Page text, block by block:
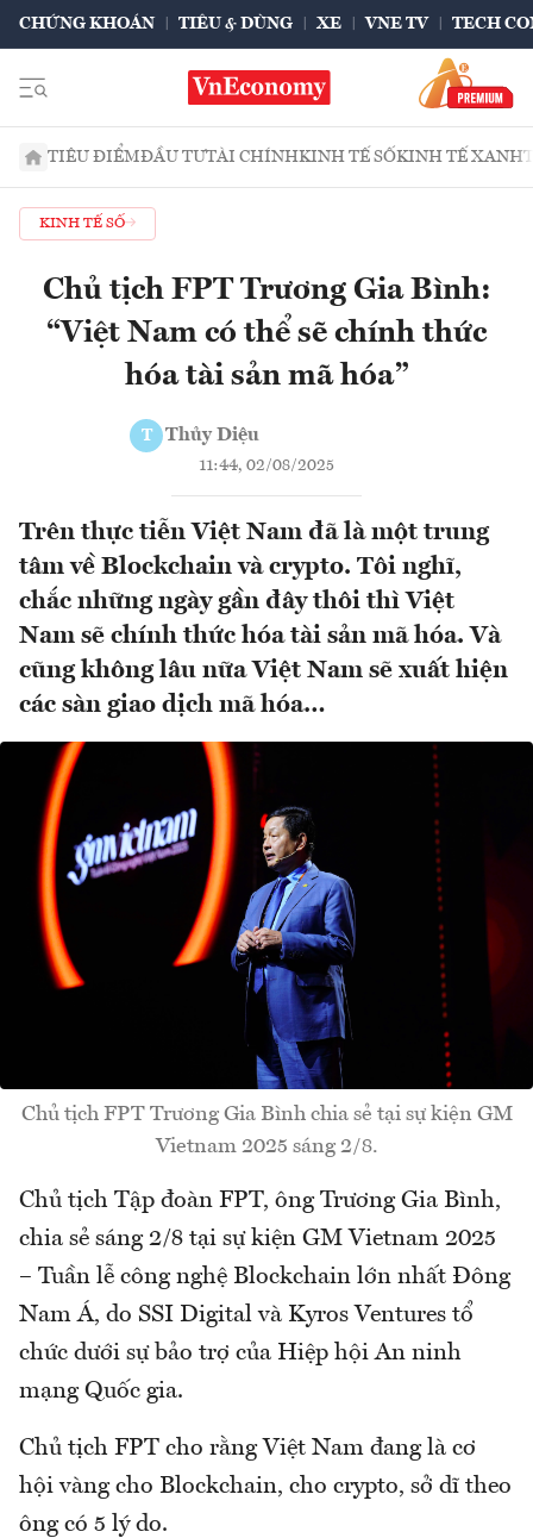
CHỨNG KHOÁN TIÊU & DÙNG XE VNE TV TECH
TIÊU ĐIỂMĐẦU TƯTÀI CHÍNHKINH TẾ SỐKINH TẾ XANH
KINH TẾ SỐ
Chủ tịch FPT Trương Gia Bình:
“Việt Nam có thể sẽ chính thức
hóa tài sản mã hóa”
T Thủy Diệu
11:44, 02/08/2025
Trên thực tiễn Việt Nam đã là một trung
tâm về Blockchain và crypto. Tôi nghĩ,
chắc những ngày gần đây thôi thì Việt
Nam sẽ chính thức hóa tài sản mã hóa. Và
cũng không lâu nữa Việt Nam sẽ xuất hiện
các sàn giao dịch mã hóa…
Chủ tịch FPT Trương Gia Bình chia sẻ tại sự kiện GM
Vietnam 2025 sáng 2/8.
Chủ tịch Tập đoàn FPT, ông Trương Gia Bình,
chia sẻ sáng 2/8 tại sự kiện GM Vietnam 2025
– Tuần lễ công nghệ Blockchain lớn nhất Đông
Nam Á, do SSI Digital và Kyros Ventures tổ
chức dưới sự bảo trợ của Hiệp hội An ninh
mạng Quốc gia.
Chủ tịch FPT cho rằng Việt Nam đang là cơ
hội vàng cho Blockchain, cho crypto, sở dĩ theo
ông có 5 lý do.